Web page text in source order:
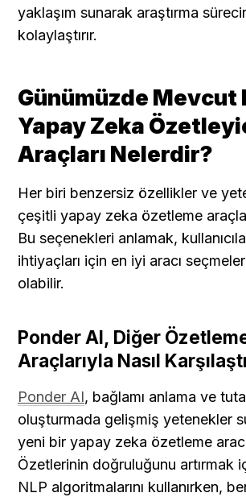
yaklaşım sunarak araştırma
kolaylaştırır.
Günümüzde Mevcut
Yapay Zeka
Araçları Nelerdir?
Her biri benzersiz özellikler ve
çeşitli yapay zeka özetleme
Bu seçenekleri anlamak,
ihtiyaçları için en iyi aracı
olabilir.
Ponder AI, Diğer
Araçlarıyla Nasıl
Ponder AI, bağlamı anlama ve
oluşturmada gelişmiş yetenekler
yeni bir yapay zeka özetleme
Özetlerinin doğruluğunu artırmak
NLP algoritmalarını kullanırken,